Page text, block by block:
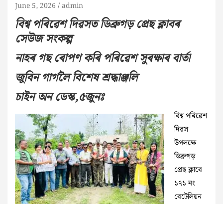
June 5, 2026 admin
বিশ্ব পৰিৱেশ দিৱসত ডিব্ৰুগড় প্ৰেছ ক্লাবৰ
সেউজ সংকল্প
নাহৰ গছ ৰোপণ কৰি পৰিৱেশ সুৰক্ষাৰ বাৰ্তা
জুবিন গাৰ্গলৈ বিশেষ শ্ৰদ্ধাঞ্জলি
চাইন অন ডেস্ক,৫জুনঃ
বিশ্ব পৰিৱেশ
দিৱস
উপলক্ষে
ডিব্ৰুগড়
প্ৰেছ ক্লাবে
১৭১ নং
বেটেলিয়ন